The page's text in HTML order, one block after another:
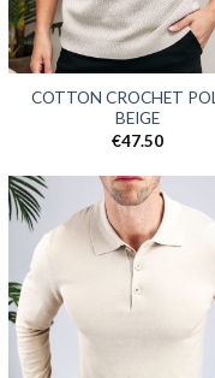
COTTON CROCHET
BEIGE
€47.50